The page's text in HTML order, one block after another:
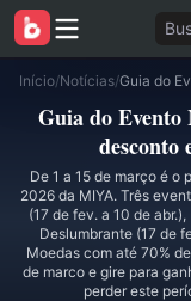
Início/Notícias/
Guia do
desconto
De 1 a 15 de março é o
2026 da MIYA. Três
(17 de fev. a 10 de
Deslumbrante (17 de
Moedas com até 70%
de marco e gire para
perder este